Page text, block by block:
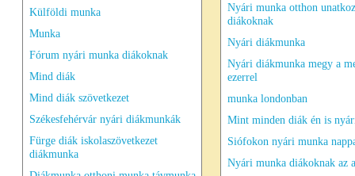
Külföldi munka
Munka
Fórum nyári munka diákoknak
Mind diák
Mind diák szövetkezet
Székesfehérvár nyári diákmunkák
Fürge diák iskolaszövetkezet
diákmunka
Nyári munka otthon
diákoknak
Nyári diákmunka
Nyári diákmunka megy a
ezerrel
munka londonban
Mint minden diák én is
Siófokon nyári munka
Nyári munka diákoknak az